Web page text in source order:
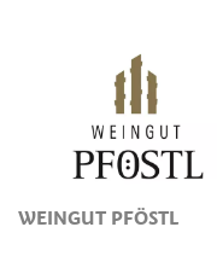
WEINGUT PFÖSTL